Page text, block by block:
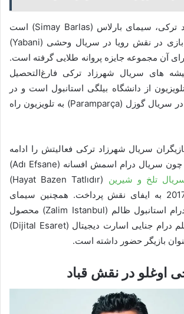
بازیگر نقش شهرزاد ترکی، سیمای بارلاس (Simay Barlas) است
که بیشتر به خاطر بازی در نقش رویا در سریال وحشی (Yabani)
آن مجموعه جایزه پروانه طلایی گرفته است.
های سریال شهرزاد ترکی فارغ‌التحصیل
از دانشگاه بیلگی استانبول است و در
سال 2014 با بازی در سریال گوزل (Paramparça) به تلویزیون راه
سریال شهرزاد ترکی فعالیتش را ادامه
داد و در آثار دیگری چون سریال درام اسمش افسانه (Adı Efsane)
تلخ و شیرین
(Hayat Bazen Tatlıdır)
محصول 2016 تا 2017 به ایفای نقش پرداخت. همچنین سیمای
بارلاس در سریال درام استانبول ظالم (Zalim Istanbul) محصول
2019 تا 2020 و فیلم درام جنایی اسارت دیجیتال (Dijital Esaret)
اوغلو در نقش قباد